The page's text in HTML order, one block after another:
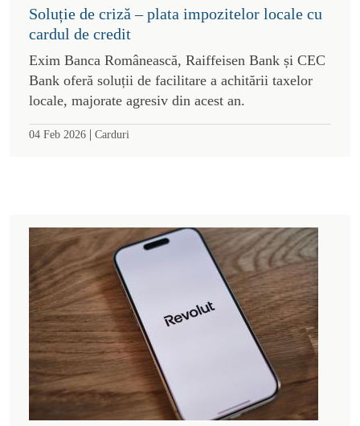
Soluție de criză – plata impozitelor locale cu
cardul de credit
Exim Banca Românească, Raiffeisen Bank și CEC
Bank oferă soluții de facilitare a achitării taxelor
locale, majorate agresiv din acest an.
04 Feb 2026 | Carduri